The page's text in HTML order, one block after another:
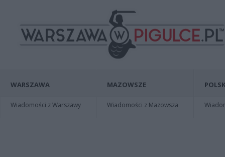
WARSZAWA
Wiadomości z Warszawy
MAZOWSZE
Wiadomości z Mazowsza